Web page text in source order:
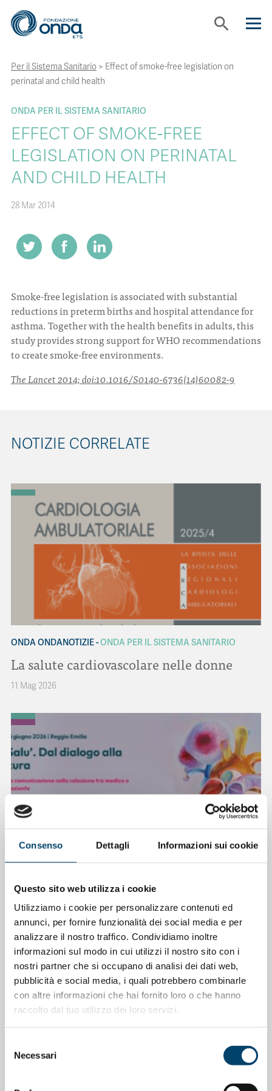
Consenso Dettagli Informazioni sui cookie
Questo sito web utilizza i cookie
Utilizziamo i cookie per personalizzare contenuti ed
annunci, per fornire funzionalità dei social media e per
analizzare il nostro traffico. Condividiamo inoltre
informazioni sul modo in cui utilizzi il nostro sito con i
nostri partner che si occupano di analisi dei dati web,
pubblicità e social media, i quali potrebbero combinarle
con altre informazioni che hai fornito loro o che hanno
raccolto dal tuo utilizzo dei loro servizi.
delNecessari
search
CHI SIAMO
CON CHI LAVORIAMO
STRUMENTI
CONTATTI
ITA ENG
Per il Sistema Sanitario > Effect of smoke-free legislation on
perinatal and child health
ONDA PER IL SISTEMA SANITARIO
EFFECT OF SMOKE-FREE
LEGISLATION ON PERINATAL
AND CHILD HEALTH
28 Mar 2014
Smoke-free legislation is associated with substantial
reductions in preterm births and hospital attendance for
asthma. Together with the health benefits in adults, this
study provides strong support for WHO recommendations
to create smoke-free environments.
The Lancet 2014; doi:10.1016/S0140-6736(14)60082-9
NOTIZIE CORRELATE
ONDA ONDANOTIZIE ONDA PER IL SISTEMA SANITARIO
La salute cardiovascolare nelle donne
11 Mag 2026
Salu’. Dal dialogo alla cura